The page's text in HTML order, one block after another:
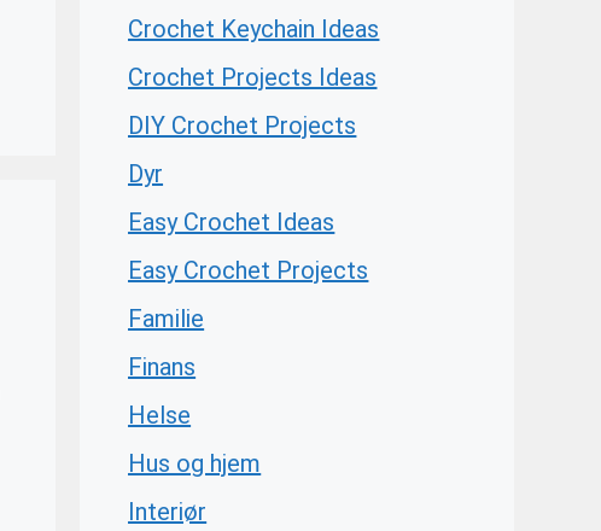
Crochet Keychain Ideas
Crochet Projects Ideas
DIY Crochet Projects
Dyr
Easy Crochet Ideas
Easy Crochet Projects
Familie
Finans
Helse
Hus og hjem
Interiør